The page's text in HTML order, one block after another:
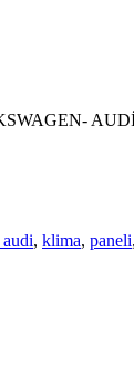
, klima, paneli,